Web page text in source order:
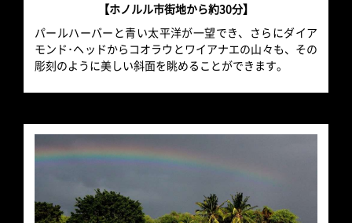
【ホノルル市街地から約30分】
パールハーバーと青い太平洋が一望でき、さらにダイア
モンド･ヘッドからコオラウとワイアナエの山々も、その
彫刻のように美しい斜面を眺めることができます。